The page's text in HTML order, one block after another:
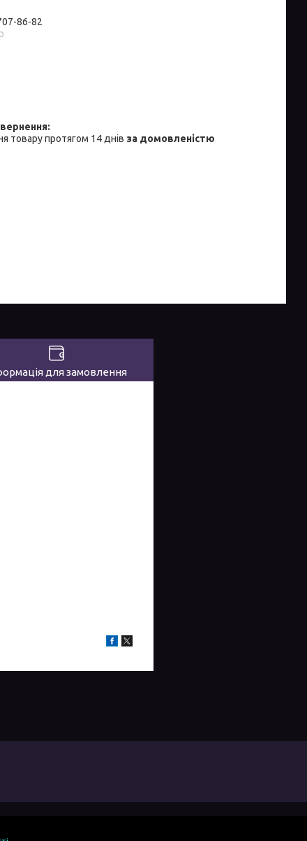
86-82
товару протягом 14 днів за домовленістю
для замовлення